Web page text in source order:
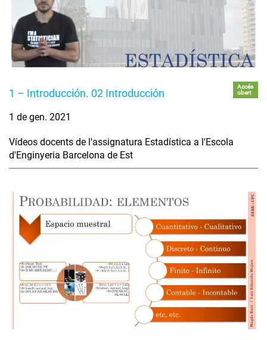
1 – Introducción. 02 Introducción
Accés
obert
1 de gen. 2021
Vídeos docents de l'assignatura Estadística a l'Escola
d'Enginyeria Barcelona de Est